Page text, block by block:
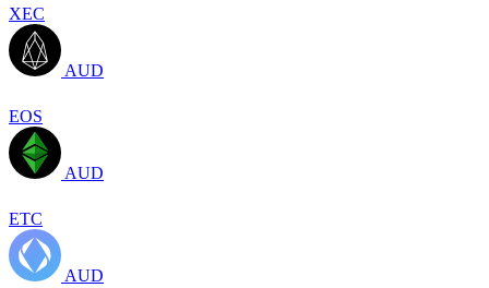
XEC
AUD
EOS
AUD
ETC
AUD